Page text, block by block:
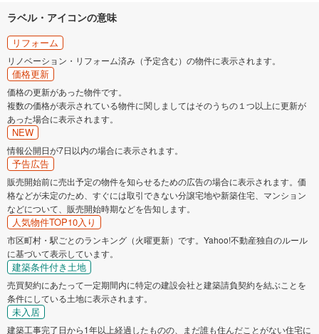
ラベル・アイコンの意味
リフォーム
リノベーション・リフォーム済み（予定含む）の物件に表示されます。
価格更新
価格の更新があった物件です。
複数の価格が表示されている物件に関しましてはそのうちの１つ以上に更新が
あった場合に表示されます。
NEW
情報公開日が7日以内の場合に表示されます。
予告広告
販売開始前に売出予定の物件を知らせるための広告の場合に表示されます。価
格などが未定のため、すぐには取引できない分譲宅地や新築住宅、マンション
などについて、販売開始時期などを告知します。
人気物件TOP10入り
市区町村・駅ごとのランキング（火曜更新）です。Yahoo!不動産独自のルール
に基づいて表示しています。
建築条件付き土地
売買契約にあたって一定期間内に特定の建設会社と建築請負契約を結ぶことを
条件にしている土地に表示されます。
未入居
建築工事完了日から1年以上経過したものの、まだ誰も住んだことがない住宅に